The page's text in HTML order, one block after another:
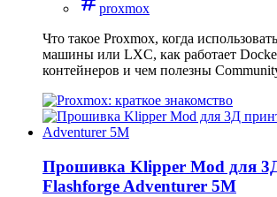
proxmox
Что такое Proxmox, когда
машины или LXC, как работает
контейнеров и чем полезны
Прошивка Klipper Mod для
Flashforge Adventurer 5M